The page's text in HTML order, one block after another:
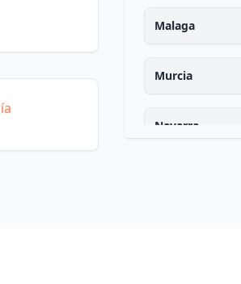
Malaga
Murcia
Navarra